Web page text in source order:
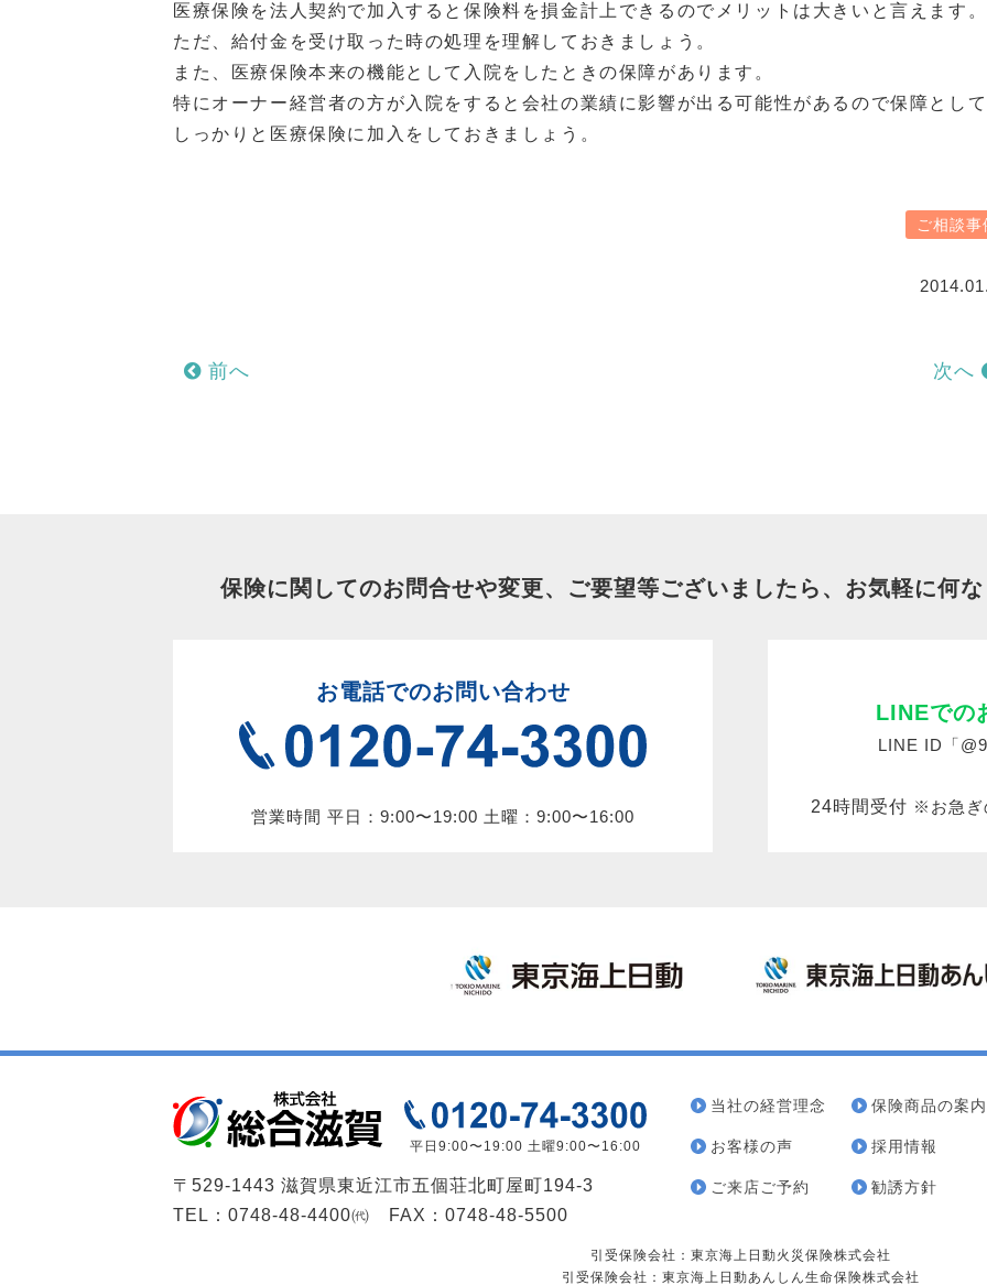
医療保険を法人契約で加入すると保険料を損金計上できるのでメリットは大きいと言えます。
ただ、給付金を受け取った時の処理を理解しておきましょう。
また、医療保険本来の機能として入院をしたときの保障があります。
特にオーナー経営者の方が入院をすると会社の業績に影響が出る可能性があるので保障として
しっかりと医療保険に加入をしておきましょう。
ご相談事
前へ 次へ
保険に関してのお問合せや変更、ご要望等ございましたら、お気軽に何な
お電話でのお問い合わせ
営業時間 平日：9:00〜19:00 土曜：9:00〜16:00
LINEでの
LINE ID「
24時間受付 ※お急ぎ
平日9:00〜19:00 土曜9:00〜16:00
当社の経営理念 保険商品の案内
お客様の声 採用情報
ご来店ご予約 勧誘方針
〒529-1443 滋賀県東近江市五個荘北町屋町194-3
TEL：0748-48-4400㈹ FAX：0748-48-5500
引受保険会社：東京海上日動火災保険株式会社
引受保険会社：東京海上日動あんしん生命保険株式会社